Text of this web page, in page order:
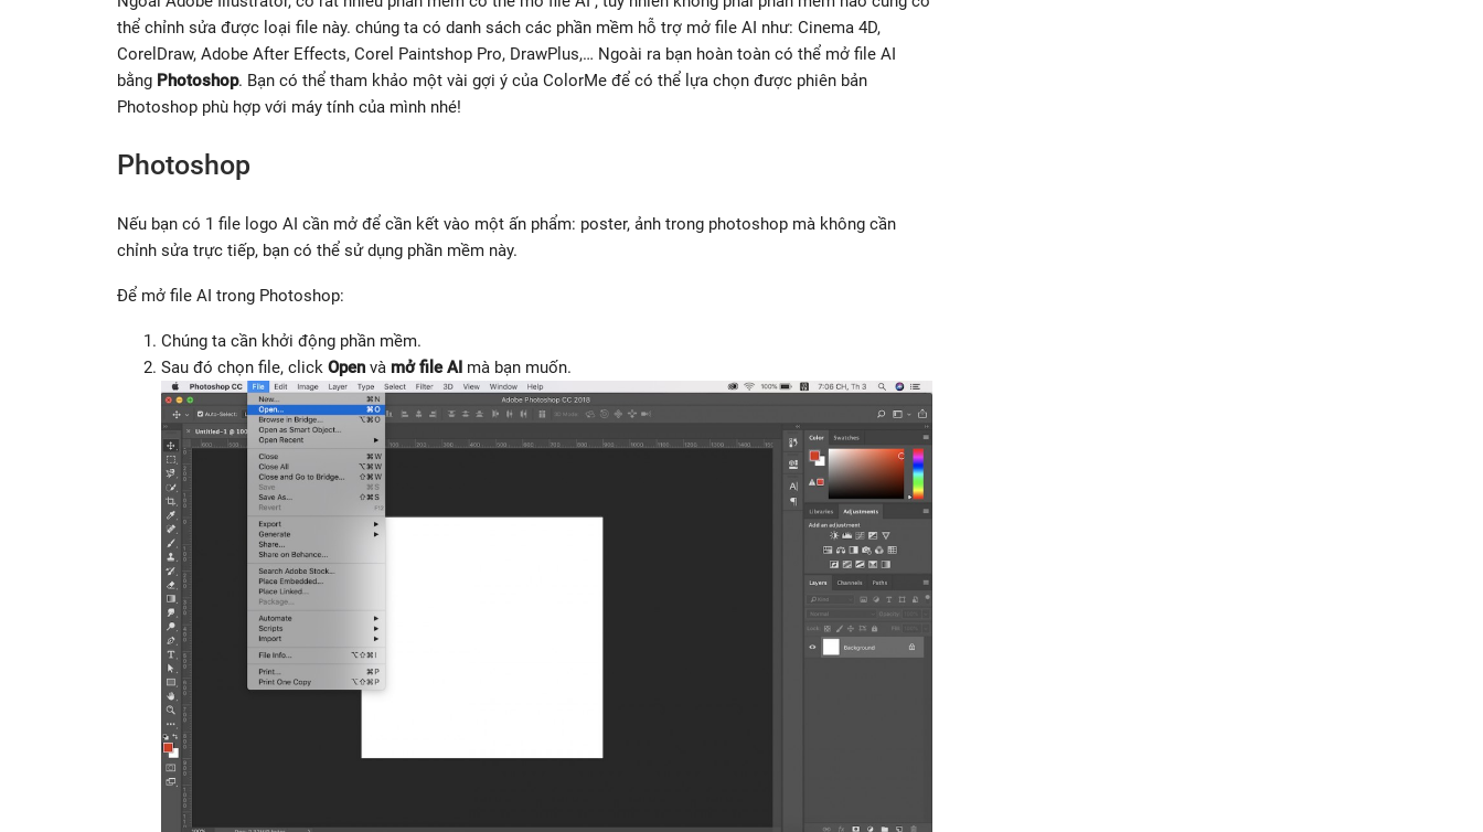
thể chỉnh sửa được loại file này. chúng ta có danh sách các phần mềm hỗ trợ mở file AI như: Cinema 4D,
CorelDraw, Adobe After Effects, Corel Paintshop Pro, DrawPlus,… Ngoài ra bạn hoàn toàn có thể mở file AI
bằng Photoshop. Bạn có thể tham khảo một vài gợi ý của ColorMe để có thể lựa chọn được phiên bản
Photoshop phù hợp với máy tính của mình nhé!
Photoshop
Nếu bạn có 1 file logo AI cần mở để cần kết vào một ấn phẩm: poster, ảnh trong photoshop mà không cần
chỉnh sửa trực tiếp, bạn có thể sử dụng phần mềm này.
Để mở file AI trong Photoshop:
Chúng ta cần khởi động phần mềm.
Sau đó chọn file, click Open và mở file AI mà bạn muốn.